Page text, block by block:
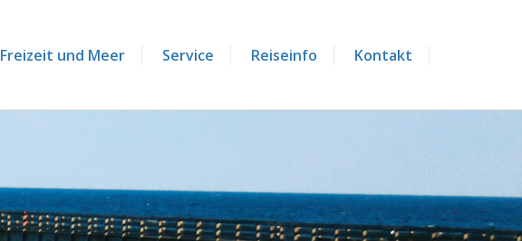
Freizeit und Meer Service Reiseinfo Kontakt